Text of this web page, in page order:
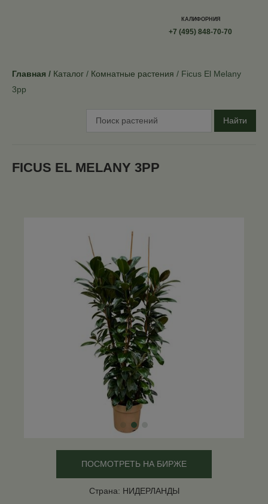
КАЛИФОРНИЯ
+7 (495) 848-70-70
Главная Каталог Комнатные растения
Ficus El Melany
3pp
Найти
FICUS EL MELANY 3PP
ПОСМОТРЕТЬ НА БИРЖЕ
Страна: НИДЕРЛАНДЫ